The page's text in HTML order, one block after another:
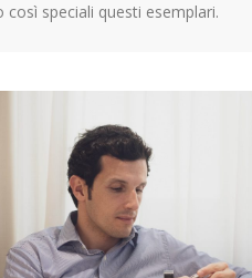
così speciali questi esemplari.